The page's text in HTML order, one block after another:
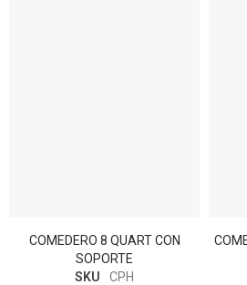
COMEDERO 8 QUART CON
SOPORTE
SKU
CPH